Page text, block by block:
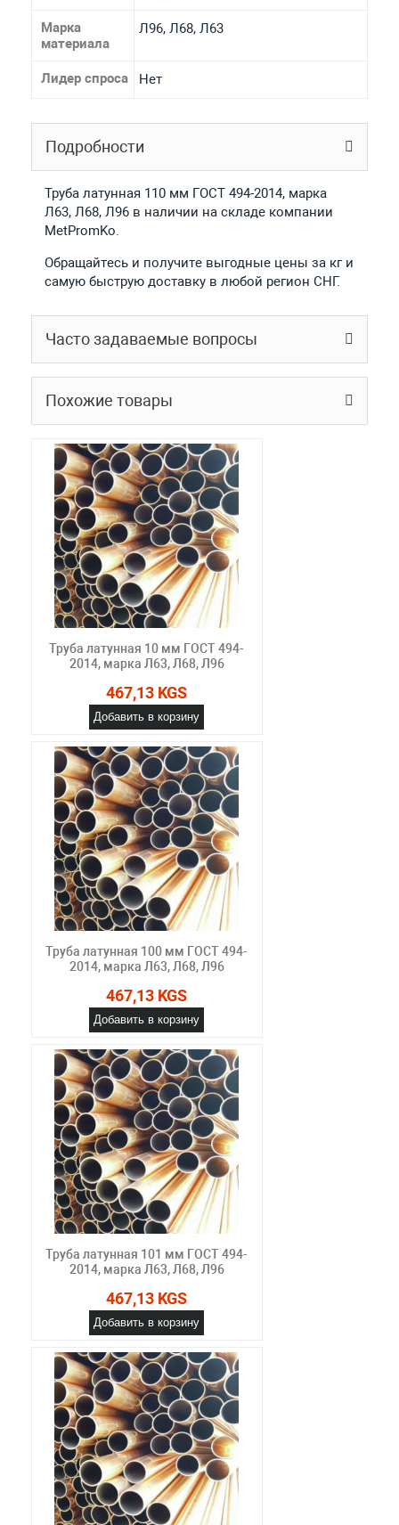
Марка
материала
Л96, Л68, Л63
Лидер спроса Нет
Подробности
Труба латунная 110 мм ГОСТ 494-2014, марка
Л63, Л68, Л96 в наличии на складе компании
MetPromKo.
Обращайтесь и получите выгодные цены за кг и
самую быструю доставку в любой регион СНГ.
Часто задаваемые вопросы
Похожие товары
Труба латунная 10 мм ГОСТ 494-
2014, марка Л63, Л68, Л96
467,13 KGS
Добавить в корзину
Труба латунная 100 мм ГОСТ 494-
2014, марка Л63, Л68, Л96
467,13 KGS
Добавить в корзину
Труба латунная 101 мм ГОСТ 494-
2014, марка Л63, Л68, Л96
467,13 KGS
Добавить в корзину